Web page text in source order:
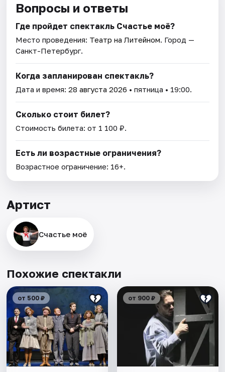
Вопросы и ответы
Где пройдет спектакль Счастье моё?
Место проведения: Театр на Литейном. Город —
Санкт-Петербург.
Когда запланирован спектакль?
Дата и время:28 августа 2026 • пятница • 19:00.
Сколько стоит билет?
Стоимость билета: от 1 100 ₽.
Есть ли возрастные ограничения?
Возрастное ограничение: 16+.
Артист
Счастье моё
Похожие спектакли
от 500 ₽ от 900 ₽